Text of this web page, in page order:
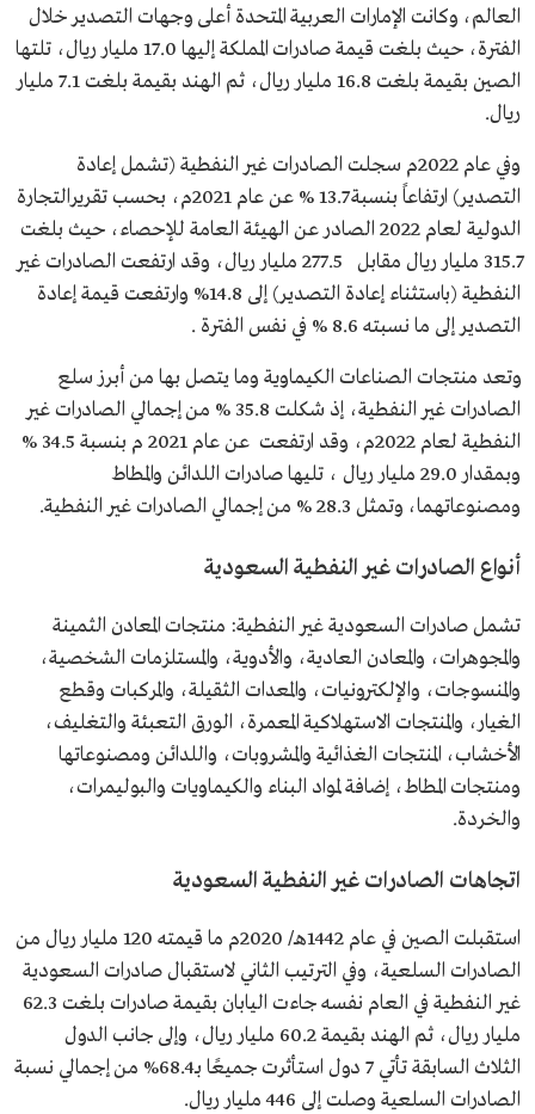
العالم، وكانت الإمارات العربية المتحدة أعلى وجهات التصدير خلال
الفترة، حيث بلغت قيمة صادرات المملكة إليها 17.0 مليار ريال، تلتها
الصين بقيمة بلغت 16.8 مليار ريال، ثم الهند بقيمة بلغت 7.1 مليار
ريال.
وفي عام 2022م سجلت الصادرات غير النفطية (تشمل إعادة
التصدير) ارتفاعاً بنسبة 13.7 % عن عام 2021م، بحسب تقريرالتجارة
الدولية لعام 2022 الصادر عن الهيئة العامة للإحصاء، حيث بلغت
315.7 مليار ريال مقابل 277.5 مليار ريال، وقد ارتفعت الصادرات غير
النفطية (باستثناء إعادة التصدير) إلى 14.8% وارتفعت قيمة إعادة
التصدير إلى ما نسبته 8.6 % في نفس الفترة .
وتعد منتجات الصناعات الكيماوية وما يتصل بها من أبرز سلع
الصادرات غير النفطية، إذ شكلت 35.8 % من إجمالي الصادرات غير
النفطية لعام 2022م، وقد ارتفعت عن عام 2021 م بنسبة 34.5 %
وبمقدار 29.0 مليار ريال ، تليها صادرات اللدائن والمطاط
ومصنوعاتهما، وتمثل 28.3 % من إجمالي الصادرات غير النفطية.
أنواع الصادرات غير النفطية السعودية
تشمل صادرات السعودية غير النفطية: منتجات المعادن الثمينة
والمجوهرات، والمعادن العادية، والأدوية، والمستلزمات الشخصية،
والمنسوجات، والإلكترونيات، والمعدات الثقيلة، والمركبات وقطع
الغيار، والمنتجات الاستهلاكية المعمرة، الورق التعبئة والتغليف،
الأخشاب، المنتجات الغذائية والمشروبات، واللدائن ومصنوعاتها
ومنتجات المطاط، إضافة لمواد البناء والكيماويات والبوليمرات،
والخردة.
اتجاهات الصادرات غير النفطية السعودية
استقبلت الصين في عام 1442هـ/ 2020م ما قيمته 120 مليار ريال من
الصادرات السلعية، وفي الترتيب الثاني لاستقبال صادرات السعودية
غير النفطية في العام نفسه جاءت اليابان بقيمة صادرات بلغت 62.3
مليار ريال، ثم الهند بقيمة 60.2 مليار ريال، وإلى جانب الدول
الثلاث السابقة تأتي 7 دول استأثرت جميعًا بـ68.4% من إجمالي نسبة
الصادرات السلعية وصلت إلى 446 مليار ريال.